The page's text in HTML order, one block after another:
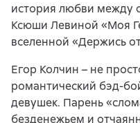
история любви между
Ксюши Левиной «Моя
вселенной «Держись
Егор Колчин – не
романтический бэд-
девушек. Парень
безденежьем и